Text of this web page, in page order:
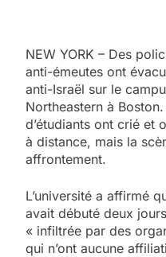
NEW YORK – Des
anti-émeutes ont
anti-Israël sur le
Northeastern à
d’étudiants ont crié et
à distance, mais la
affrontement.
L’université a affirmé
avait débuté deux
« infiltrée par des
qui n’ont aucune